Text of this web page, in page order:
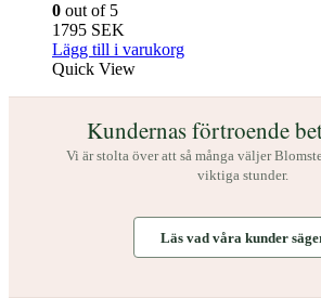
0 out of 5
1795 SEK
Lägg till i varukorg
Quick View
Kundernas förtroende
Vi är stolta över att så många väljer
viktiga stunder.
Läs vad våra kunder